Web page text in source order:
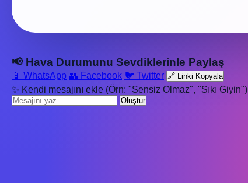
📢 Hava Durumunu Sevdiklerinle Paylaş
📱 WhatsApp 👥 Facebook 🐦 Twitter 🔗 Linki Kopyala
✨ Kendi mesajını ekle (Örn: "Sensiz Olmaz", "Sıkı Giyin")
Oluştur